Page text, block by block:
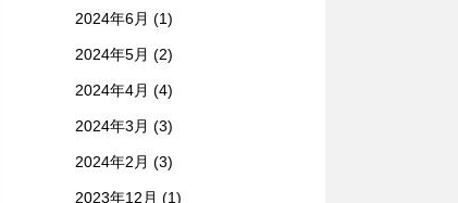
2024年6月 (1)
2024年5月 (2)
2024年4月 (4)
2024年3月 (3)
2024年2月 (3)
2023年12月 (1)